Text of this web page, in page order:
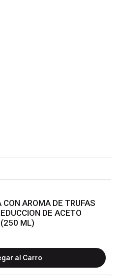
AROMA DE TRUFAS
DE ACETO
(250 ML)
al Carro